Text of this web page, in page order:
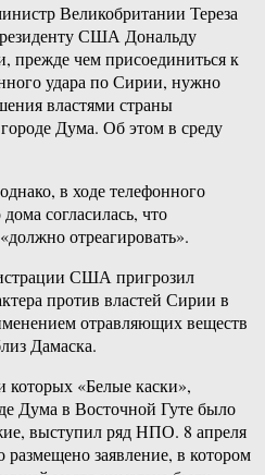
Великобритании Тереза
США Дональду
прежде чем присоединиться к
удара по Сирии, нужно
властями страны
Дума. Об этом в среду
в ходе телефонного
согласилась, что
отреагировать».
США пригрозил
против властей Сирии в
отравляющих веществ
Дамаска.
«Белые каски»,
Дума в Восточной Гуте было
выступил ряд НПО. 8 апреля
заявление, в котором